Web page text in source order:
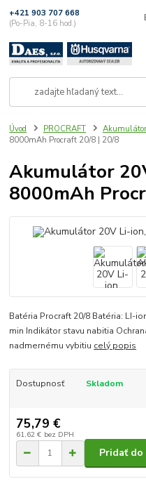
+421 903 707 668
(Po-Pia, 8-16 hod.)
Úvod PROCRAFT
8000mAh Procraft 20/8 | 20/8
Akumulátor
8000mAh
Batéria Procraft 20/8 Batéria: LI-
min Indikátor stavu nabitia
nadmernému vybitiu celý popis
Dostupnosť Skladom
75,79 €
61,62 € bez DPH
Pridať do